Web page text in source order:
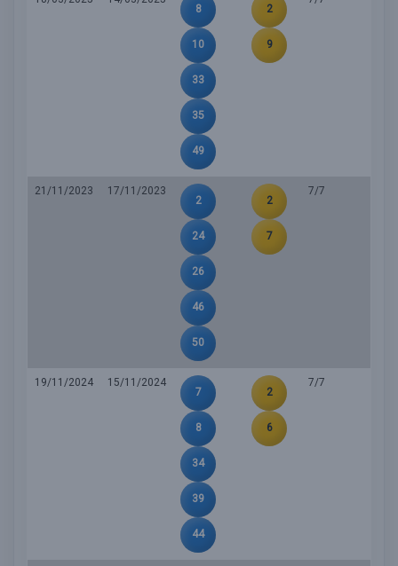
8
10
33
35
49
2
9
21/11/2023
17/11/2023
2
24
26
46
50
2
7
7/7
19/11/2024
15/11/2024
7
8
34
39
44
2
6
7/7